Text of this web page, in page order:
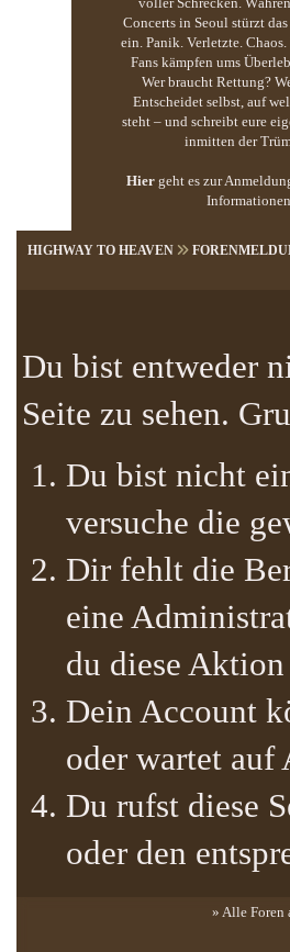
Concerts in Seoul stürzt
ein. Panik. Verletzte.
Fans kämpfen ums
Wer braucht Rettung?
Entscheidet selbst, auf
steht – und schreibt eure
inmitten der
Hier geht es zur
HIGHWAY TO HEAVEN
Du bist entweder
Seite zu sehen.
Du bist nicht
versuche die
Dir fehlt die
eine
du diese
Dein Account
oder wartet
Du rufst diese
oder den
» Alle Foren